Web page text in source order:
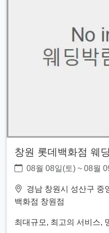
창원 롯데백화점 웨
08월 08일(토) ~ 08월
경남 창원시 성산구 중
백화점 창원점
최대규모, 최고의 서비스,